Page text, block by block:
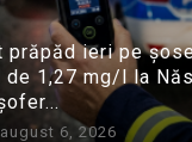
prăpăd ieri pe
de 1,27 mg/l la
august 6, 2026